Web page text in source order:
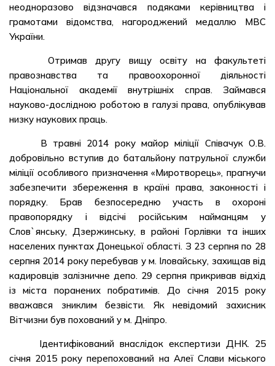
неодноразово відзначався подяками керівництва і
грамотами відомства, нагороджений медаллю МВС
України.
Отримав другу вищу освіту на факультеті
правознавства та правоохоронної діяльності
Національної академії внутрішніх справ. Займався
науково-дослідною роботою в галузі права, опублікував
низку наукових праць.
В травні 2014 року майор міліції Співачук О.В.
добровільно вступив до батальйону патрульної служби
міліції особливого призначення «Миротворець», прагнучи
забезпечити збереження в країні права, законності і
порядку. Брав безпосередню участь в охороні
правопорядку і відсічі російським найманцям у
Слов`янську, Дзержинську, в районі Горлівки та інших
населених пунктах Донецької області. З 23 серпня по 28
серпня 2014 року перебував у м. Іловайську, захищав від
кадировців залізничне депо. 29 серпня прикривав відхід
із міста поранених побратимів. До січня 2015 року
вважався зниклим безвісти. Як невідомий захисник
Вітчизни був похований у м. Дніпро.
Ідентифікований внаслідок експертизи ДНК. 25
січня 2015 року перепохований на Алеї Слави міського